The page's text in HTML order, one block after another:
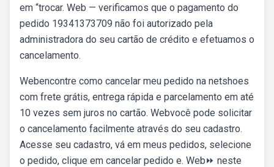
em “trocar. Web — verificamos que o pagamento do
pedido 19341373709 não foi autorizado pela
administradora do seu cartão de crédito e efetuamos o
cancelamento.
Webencontre como cancelar meu pedido na netshoes
com frete grátis, entrega rápida e parcelamento em até
10 vezes sem juros no cartão. Webvocê pode solicitar
o cancelamento facilmente através do seu cadastro.
Acesse seu cadastro, vá em meus pedidos, selecione
o pedido, clique em cancelar pedido e. Web⏩ neste